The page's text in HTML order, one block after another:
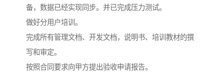
备，数据已经实现同步。并已完成压力测试。
做好分用户培训。
完成所有管理文档、开发文档，说明书、培训教材的撰
写和审定。
按照合同要求向甲方提出验收申请报告。